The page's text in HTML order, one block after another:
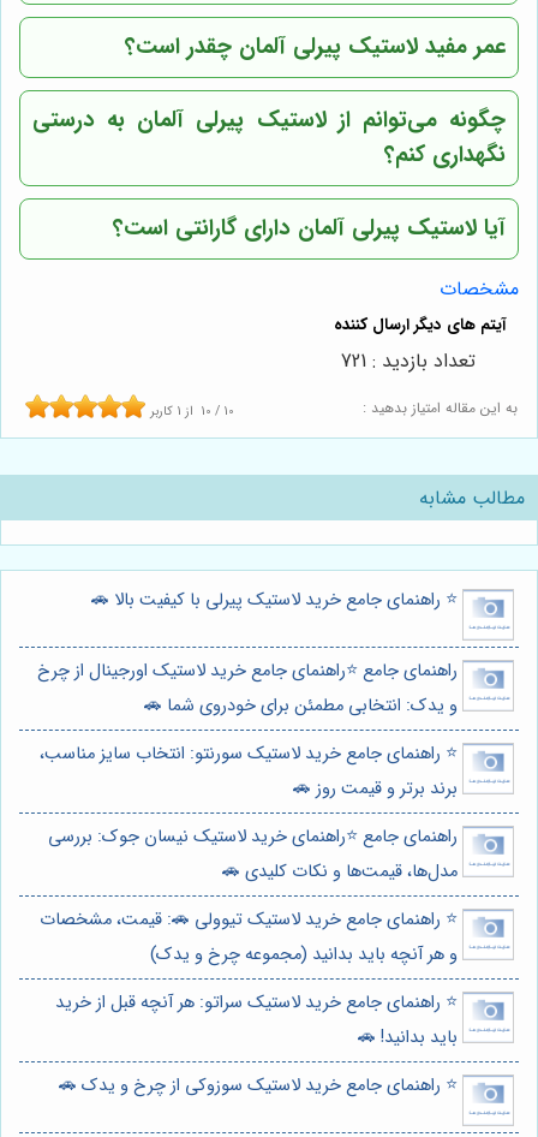
عمر مفید لاستیک پیرلی آلمان چقدر است؟
چگونه می‌توانم از لاستیک پیرلی آلمان به درستی
نگهداری کنم؟
آیا لاستیک پیرلی آلمان دارای گارانتی است؟
مشخصات
به این مقاله امتیاز بدهید : 10 / 10 از 1 کاربر
تعداد بازدید : 721
مطالب مشابه
⭐️ راهنمای جامع خرید لاستیک پیرلی با کیفیت بالا 🚗
راهنمای جامع ⭐️راهنمای جامع خرید لاستیک اورجینال از چرخ
و یدک: انتخابی مطمئن برای خودروی شما 🚗
⭐️ راهنمای جامع خرید لاستیک سورنتو: انتخاب سایز مناسب،
برند برتر و قیمت روز 🚗
راهنمای جامع ⭐️راهنمای خرید لاستیک نیسان جوک: بررسی
مدل‌ها، قیمت‌ها و نکات کلیدی 🚗
⭐️ راهنمای جامع خرید لاستیک تیوولی 🚗: قیمت، مشخصات
و هر آنچه باید بدانید (مجموعه چرخ و یدک)
⭐️ راهنمای جامع خرید لاستیک سراتو: هر آنچه قبل از خرید
باید بدانید! 🚗
⭐️ راهنمای جامع خرید لاستیک سوزوکی از چرخ و یدک 🚗